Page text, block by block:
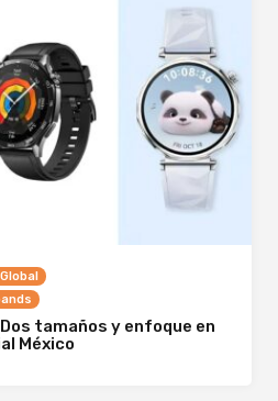
tamaños y enfoque en
México